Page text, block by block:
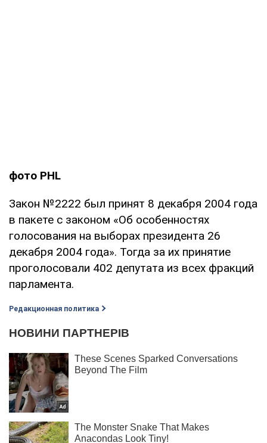
фото PHL
Закон №2222 был принят 8 декабря 2004 года
в пакете с законом «Об особенностях
голосования на выборах президента 26
декабря 2004 года». Тогда за их принятие
проголосовали 402 депутата из всех фракций
парламента.
Редакционная политика